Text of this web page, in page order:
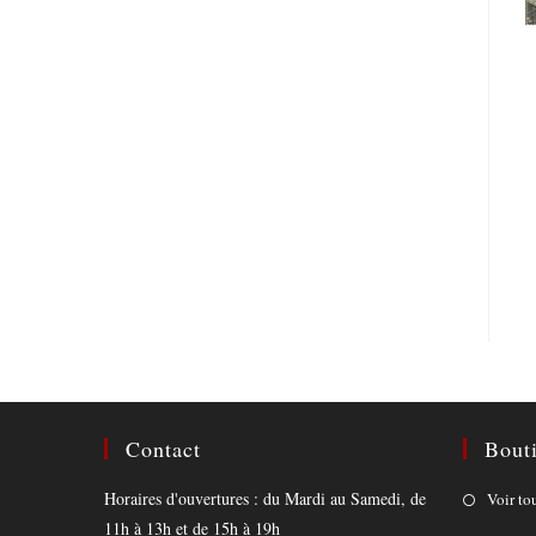
Contact
Horaires d'ouvertures : du Mardi au Samedi, de
11h à 13h et de 15h à 19h
Voir